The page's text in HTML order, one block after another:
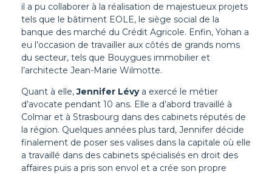
il a pu collaborer à la réalisation de majestueux projets
tels que le bâtiment EOLE, le siège social de la
banque des marché du Crédit Agricole. Enfin, Yohan a
eu l’occasion de travailler aux côtés de grands noms
du secteur, tels que Bouygues immobilier et
l’architecte Jean-Marie Wilmotte.
Quant à elle,Jennifer Lévya exercé le métier
d’avocate pendant 10 ans. Elle a d’abord travaillé à
Colmar et à Strasbourg dans des cabinets réputés de
la région. Quelques années plus tard, Jennifer décide
finalement de poser ses valises dans la capitale où elle
a travaillé dans des cabinets spécialisés en droit des
affaires puis a pris son envol et a crée son propre